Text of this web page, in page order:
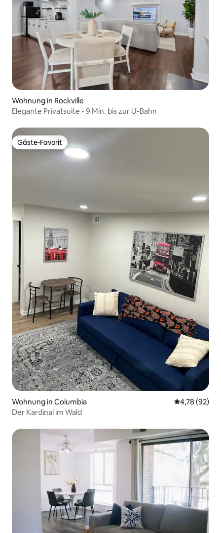
Wohnung in Rockville
Elegante Privatsuite • 9 Min. bis zur U-Bahn
Gäste-Favorit
Gäste-Favorit
Wohnung in Columbia
4,78 (92)
Der Kardinal im Wald